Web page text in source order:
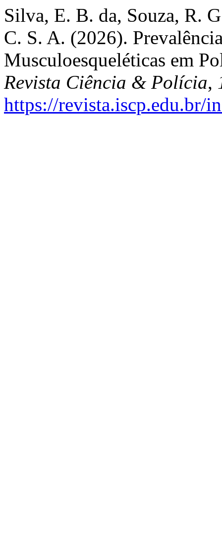
Silva, E. B. da, Souza, R.
C. S. A. (2026).
Musculoesqueléticas em
Revista Ciência & Polícia,
https://revista.iscp.edu.br/